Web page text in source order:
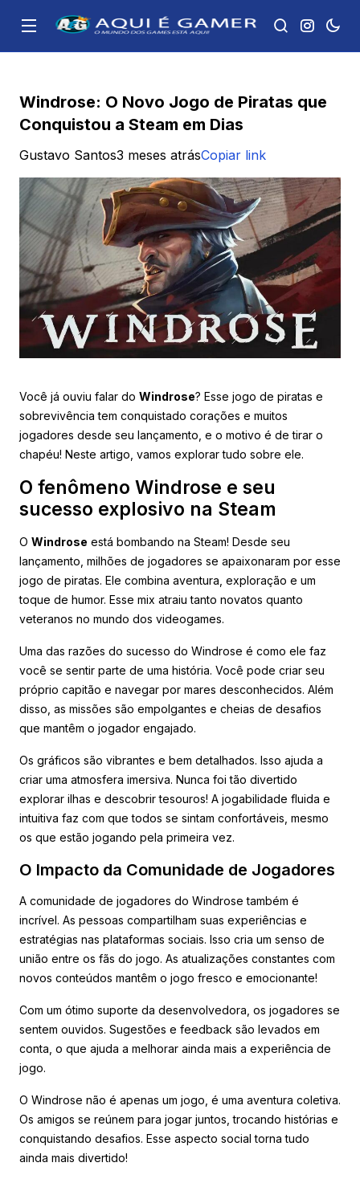
Windrose: O Novo Jogo de Piratas que
Conquistou a Steam em Dias
Gustavo Santos3 meses atrásCopiar link
Você já ouviu falar do Windrose? Esse jogo de piratas e
sobrevivência tem conquistado corações e muitos
jogadores desde seu lançamento, e o motivo é de tirar o
chapéu! Neste artigo, vamos explorar tudo sobre ele.
O fenômeno Windrose e seu
sucesso explosivo na Steam
O Windrose está bombando na Steam! Desde seu
lançamento, milhões de jogadores se apaixonaram por esse
jogo de piratas. Ele combina aventura, exploração e um
toque de humor. Esse mix atraiu tanto novatos quanto
veteranos no mundo dos videogames.
Uma das razões do sucesso do Windrose é como ele faz
você se sentir parte de uma história. Você pode criar seu
próprio capitão e navegar por mares desconhecidos. Além
disso, as missões são empolgantes e cheias de desafios
que mantêm o jogador engajado.
Os gráficos são vibrantes e bem detalhados. Isso ajuda a
criar uma atmosfera imersiva. Nunca foi tão divertido
explorar ilhas e descobrir tesouros! A jogabilidade fluida e
intuitiva faz com que todos se sintam confortáveis, mesmo
os que estão jogando pela primeira vez.
O Impacto da Comunidade de Jogadores
A comunidade de jogadores do Windrose também é
incrível. As pessoas compartilham suas experiências e
estratégias nas plataformas sociais. Isso cria um senso de
união entre os fãs do jogo. As atualizações constantes com
novos conteúdos mantêm o jogo fresco e emocionante!
Com um ótimo suporte da desenvolvedora, os jogadores se
sentem ouvidos. Sugestões e feedback são levados em
conta, o que ajuda a melhorar ainda mais a experiência de
jogo.
O Windrose não é apenas um jogo, é uma aventura coletiva.
Os amigos se reúnem para jogar juntos, trocando histórias e
conquistando desafios. Esse aspecto social torna tudo
ainda mais divertido!